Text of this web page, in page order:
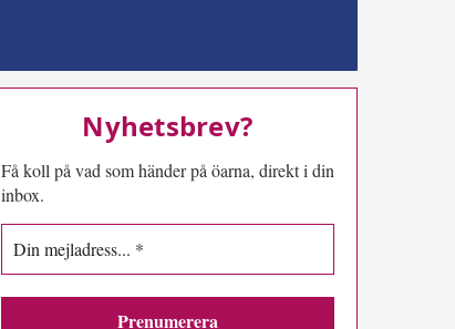
Nyhetsbrev?
Få koll på vad som händer på öarna, direkt i din
inbox.